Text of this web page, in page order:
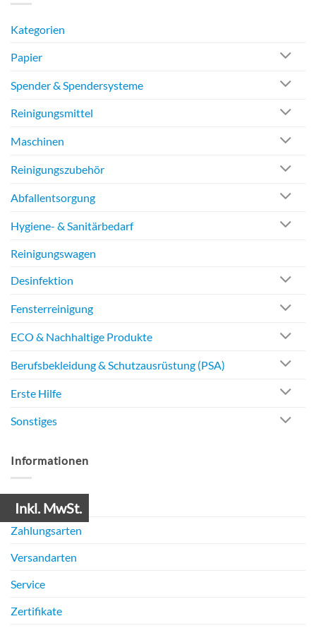
Inkl. MwSt.
Kategorien
Papier
Spender & Spendersysteme
Reinigungsmittel
Maschinen
Reinigungszubehör
Abfallentsorgung
Hygiene- & Sanitärbedarf
Reinigungswagen
Desinfektion
Fensterreinigung
ECO & Nachhaltige Produkte
Berufsbekleidung & Schutzausrüstung (PSA)
Erste Hilfe
Sonstiges
Informationen
Mein Konto
Zahlungsarten
Versandarten
Service
Zertifikate